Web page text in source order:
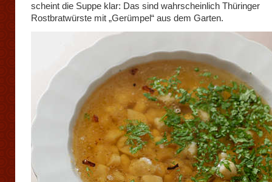
scheint die Suppe klar: Das sind wahrscheinlich Thüringer
Rostbratwürste mit „Gerümpel“ aus dem Garten.